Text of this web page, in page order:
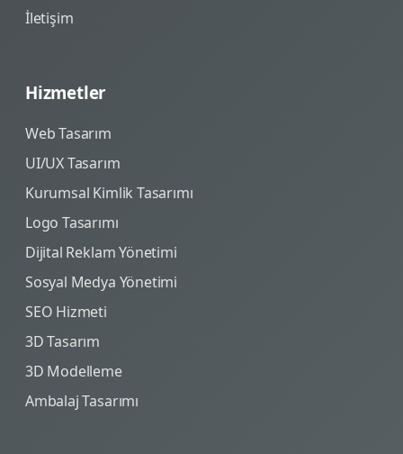
İletişim
Hizmetler
Web Tasarım
UI/UX Tasarım
Kurumsal Kimlik Tasarımı
Logo Tasarımı
Dijital Reklam Yönetimi
Sosyal Medya Yönetimi
SEO Hizmeti
3D Tasarım
3D Modelleme
Ambalaj Tasarımı